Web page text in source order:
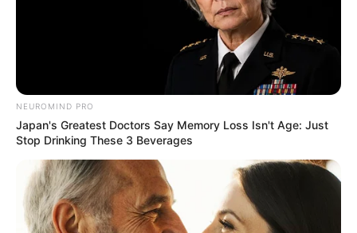
They Laughed At Her Curves—Now She's A Modeling
Sensation
NEUROMIND PRO
Japan's Greatest Doctors Say Memory Loss Isn't Age: Just
Stop Drinking These 3 Beverages